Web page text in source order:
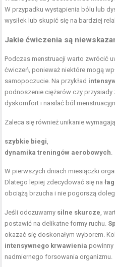
W przypadku wystąpienia bólu lub
wysiłek lub skupić się na bardziej
Jakie ćwiczenia są
Podczas menstruacji warto zwrócić
ćwiczeń, ponieważ niektóre mogą
samopoczucie. Na przykład
podnoszenie ciężarów czy przysiady
dyskomfort i nasilać ból
Zaleca się również unikanie
szybkie biegi,
dynamika treningów aerobowych.
W pierwszych dniach miesiączki
Dlatego lepiej zdecydować się na
obciążą brzucha i nie pogorszą
Jeśli odczuwamy silne skurcze,
postawić na delikatne formy ruchu.
okazać się doskonałym wyborem.
intensywnego krwawienia
nadmiernego forsowania organizmu.